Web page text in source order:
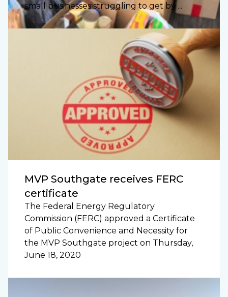
small businesses struggling to get by ...
MVP Southgate receives FERC
certificate
The Federal Energy Regulatory
Commission (FERC) approved a Certificate
of Public Convenience and Necessity for
the MVP Southgate project on Thursday,
June 18, 2020